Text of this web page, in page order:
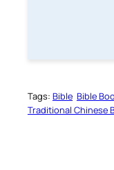
Tags: Bible Bible
Traditional Chinese